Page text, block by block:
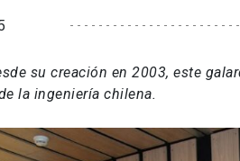
su creación en 2003, este
la ingeniería chilena.